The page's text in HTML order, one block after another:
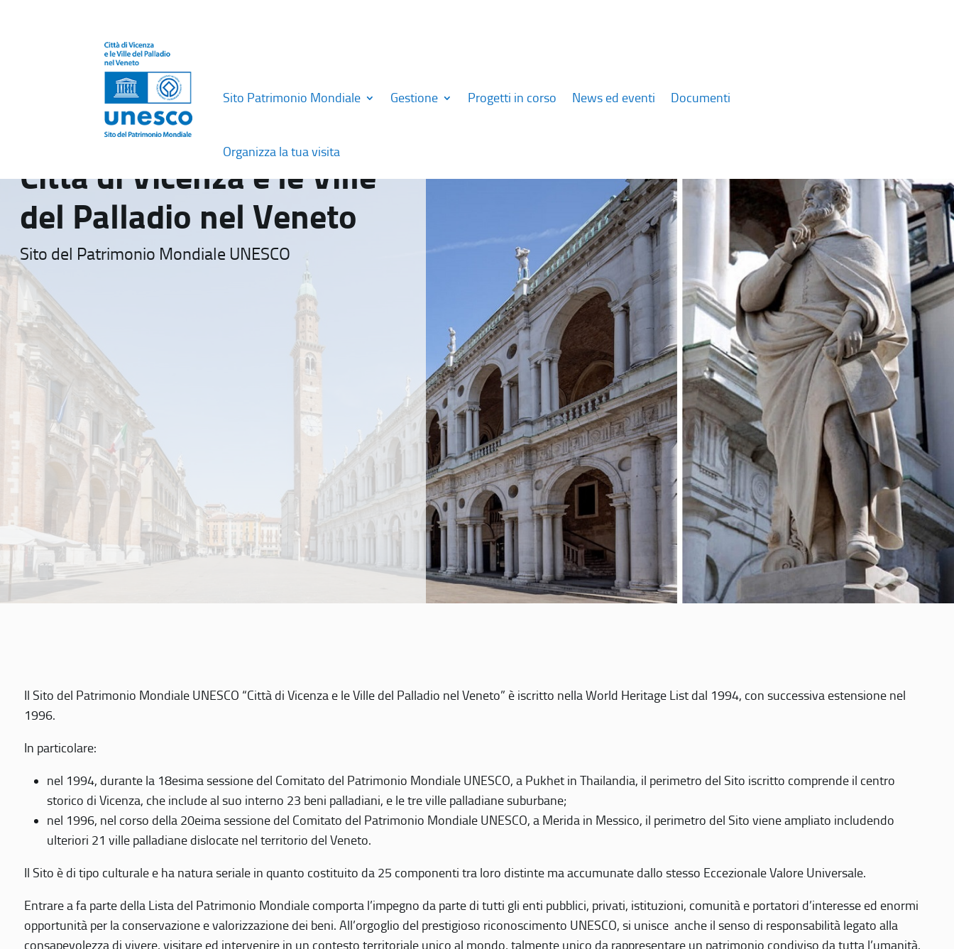
Sito Patrimonio Mondiale Gestione Progetti in corso News ed eventi Documenti
Organizza la tua visita
Città di Vicenza e le Ville
del Palladio nel Veneto
Sito del Patrimonio Mondiale UNESCO
Il Sito del Patrimonio Mondiale UNESCO “Città di Vicenza e le Ville del Palladio nel Veneto” è iscritto nella World Heritage List dal 1994, con successiva estensione nel
1996.
In particolare:
nel 1994, durante la 18esima sessione del Comitato del Patrimonio Mondiale UNESCO, a Pukhet in Thailandia, il perimetro del Sito iscritto comprende il centro
storico di Vicenza, che include al suo interno 23 beni palladiani, e le tre ville palladiane suburbane;
nel 1996, nel corso della 20eima sessione del Comitato del Patrimonio Mondiale UNESCO, a Merida in Messico, il perimetro del Sito viene ampliato includendo
ulteriori 21 ville palladiane dislocate nel territorio del Veneto.
Il Sito è di tipo culturale e ha natura seriale in quanto costituito da 25 componenti tra loro distinte ma accumunate dallo stesso Eccezionale Valore Universale.
Entrare a fa parte della Lista del Patrimonio Mondiale comporta l’impegno da parte di tutti gli enti pubblici, privati, istituzioni, comunità e portatori d’interesse ed enormi
opportunità per la conservazione e valorizzazione dei beni. All’orgoglio del prestigioso riconoscimento UNESCO, si unisce anche il senso di responsabilità legato alla
consapevolezza di vivere, visitare ed intervenire in un contesto territoriale unico al mondo, talmente unico da rappresentare un patrimonio condiviso da tutta l’umanità.